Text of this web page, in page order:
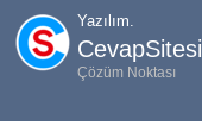
Yazılım.
CevapSitesi
Çözüm Noktası